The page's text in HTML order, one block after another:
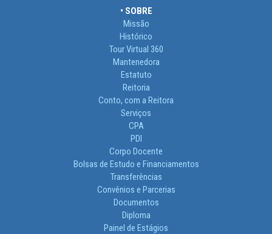
• SOBRE
Missão
Histórico
Tour Virtual 360
Mantenedora
Estatuto
Reitoria
Conto, com a Reitora
Serviços
CPA
PDI
Corpo Docente
Bolsas de Estudo e Financiamentos
Transferências
Convênios e Parcerias
Documentos
Diploma
Painel de Estágios